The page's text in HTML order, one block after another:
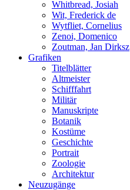
Whitbread, Josiah
Wit, Frederick de
Wytfliet, Cornelius
Zenoi, Domenico
Zoutman, Jan Dirksz
Grafiken
Titelblätter
Altmeister
Schifffahrt
Militär
Manuskripte
Botanik
Kostüme
Geschichte
Portrait
Zoologie
Architektur
Neuzugänge